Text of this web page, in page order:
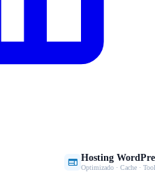
 Hosting
Optimizado · Cache ·